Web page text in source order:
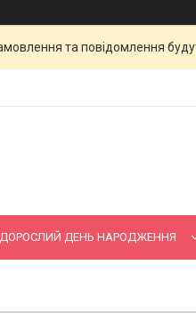
та повідомлення
ДОРОСЛИЙ ДЕНЬ НАРОДЖЕННЯ